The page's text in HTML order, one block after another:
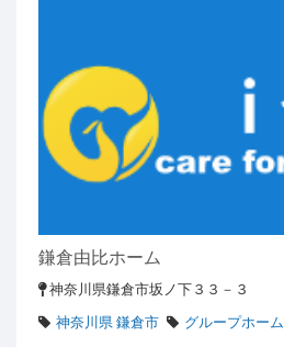
鎌倉由比ホーム
神奈川県鎌倉市坂ノ下３３－３
神奈川県 鎌倉市
グループホーム